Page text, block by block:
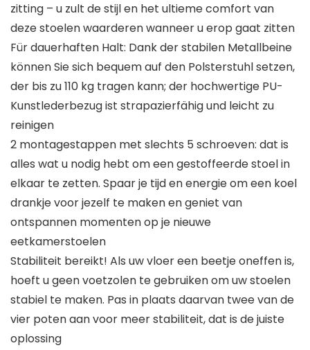
zitting – u zult de stijl en het ultieme comfort van
deze stoelen waarderen wanneer u erop gaat zitten
Für dauerhaften Halt: Dank der stabilen Metallbeine
können Sie sich bequem auf den Polsterstuhl setzen,
der bis zu 110 kg tragen kann; der hochwertige PU-
Kunstlederbezug ist strapazierfähig und leicht zu
reinigen
2 montagestappen met slechts 5 schroeven: dat is
alles wat u nodig hebt om een gestoffeerde stoel in
elkaar te zetten. Spaar je tijd en energie om een koel
drankje voor jezelf te maken en geniet van
ontspannen momenten op je nieuwe
eetkamerstoelen
Stabiliteit bereikt! Als uw vloer een beetje oneffen is,
hoeft u geen voetzolen te gebruiken om uw stoelen
stabiel te maken. Pas in plaats daarvan twee van de
vier poten aan voor meer stabiliteit, dat is de juiste
oplossing